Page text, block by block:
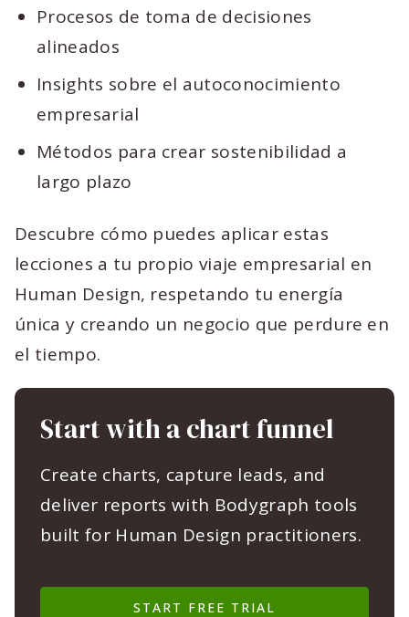
Procesos de toma de decisiones
alineados
Insights sobre el autoconocimiento
empresarial
Métodos para crear sostenibilidad a
largo plazo
Descubre cómo puedes aplicar estas
lecciones a tu propio viaje empresarial en
Human Design, respetando tu energía
única y creando un negocio que perdure en
el tiempo.
Start with a chart funnel
Create charts, capture leads, and
deliver reports with Bodygraph tools
built for Human Design practitioners.
START FREE TRIAL